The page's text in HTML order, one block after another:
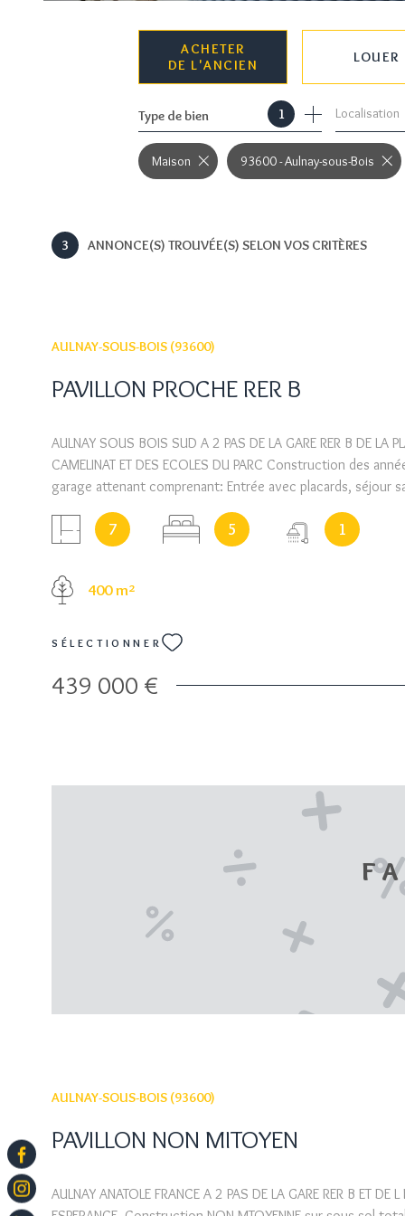
ACHETER
DE L'ANCIEN
DE L'ANCIEN
DE L'IMMO PRO
LOUER
À L'ANNÉE
Type de bien 1 Localisation
Maison 93600 - Aulnay-sous-Bois
3 ANNONCE(S) TROUVÉE(S) SELON VOS CRITÈRES
AULNAY-SOUS-BOIS (93600)
PAVILLON PROCHE RER B
AULNAY SOUS BOIS SUD A 2 PAS DE LA GARE RER B DE LA
CAMELINAT ET DES ECOLES DU PARC Construction des
garage attenant comprenant: Entrée avec placards, séjour
sur laterrasse et le jardin, cuisine dinatoire de + de 20 m²
également sur la terrasse et le jardin, 5 chambres avec
rez de chaussée et 1 avec balcon filant, salle d'eau, 2 wc.
central gaz. terrain 400 M² environ. DEPENDANCES EN FOND
TRES BEAUX VOLUMES
7 5 1
400 m²
SÉLECTIONNER
439 000 €
AULNAY-SOUS-BOIS (93600)
PAVILLON NON MITOYEN
AULNAY ANATOLE FRANCE A 2 PAS DE LA GARE RER B ET DE L